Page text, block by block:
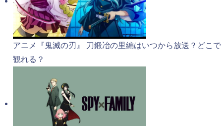
アニメ『鬼滅の刃』 刀鍛冶の里編はいつから放送？どこで
観れる？